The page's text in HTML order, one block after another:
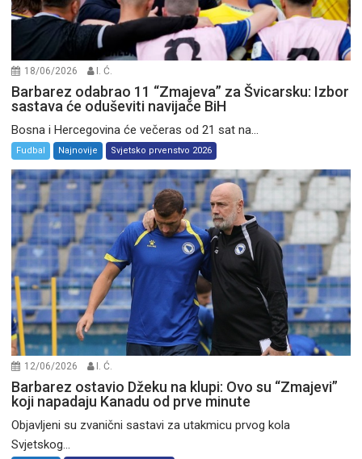
18/06/2026 I. Ć.
Barbarez odabrao 11 “Zmajeva” za Švicarsku: Izbor
sastava će oduševiti navijače BiH
Bosna i Hercegovina će večeras od 21 sat na...
Fudbal Najnovije Svjetsko prvenstvo 2026
12/06/2026 I. Ć.
Barbarez ostavio Džeku na klupi: Ovo su “Zmajevi”
koji napadaju Kanadu od prve minute
Objavljeni su zvanični sastavi za utakmicu prvog kola
Svjetskog...